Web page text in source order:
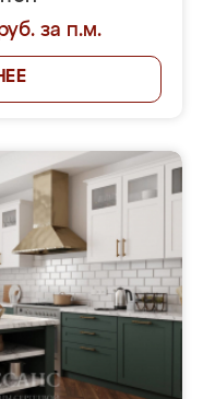
за п.м.